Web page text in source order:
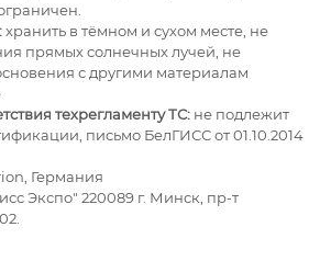
хранить в тёмном и сухом месте, не
прямых солнечных лучей, не
с другими материалам
техрегламенту ТС: не подлежит
письмо БелГИСС от 01.10.2014
Германия
Экспо" 220089 г. Минск, пр-т